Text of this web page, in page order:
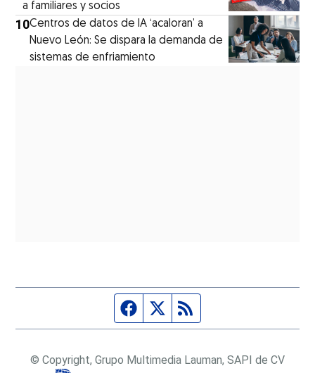
a familiares y socios
10Centros de datos de IA ‘acaloran’ a
Nuevo León: Se dispara la demanda de
sistemas de enfriamiento
Página de Facebook
Fuente Twitter
© Copyright, Grupo Multimedia Lauman, SAPI de CV